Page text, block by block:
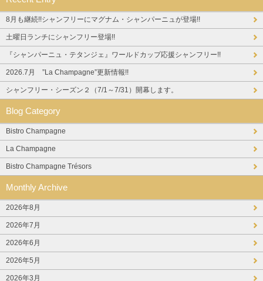
8月も継続!!シャンフリーにマグナム・シャンパーニュが登場!!
土曜日ランチにシャンフリー登場!!
『シャンパーニュ・テタンジェ』ワールドカップ応援シャンフリー!!
2026.7月 ”La Champagne”更新情報!!
シャンフリー・シーズン２（7/1～7/31）開幕します。
Blog Category
Bistro Champagne
La Champagne
Bistro Champagne Trésors
Monthly Archive
2026年8月
2026年7月
2026年6月
2026年5月
2026年3月